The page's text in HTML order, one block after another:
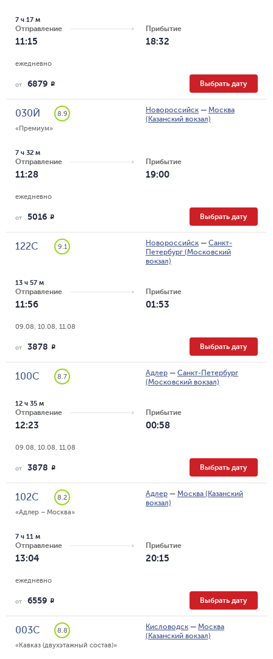
Отправление
11:15
7 ч 17 м
Прибытие
18:32
ежедневно
от 6879 R Выбрать дату
030Й
8.9
«Премиум»
Новороссийск — Москва
(Казанский вокзал)
Отправление
11:28
7 ч 32 м
Прибытие
19:00
ежедневно
от 5016 R Выбрать дату
122С 9.1 Новороссийск — Санкт-
Петербург (Московский
вокзал)
Отправление
11:56
13 ч 57 м
Прибытие
01:53
09.08, 10.08, 11.08
от 3878 R Выбрать дату
100С 8.7 Адлер — Санкт-Петербург
(Московский вокзал)
Отправление
12:23
12 ч 35 м
Прибытие
00:58
09.08, 10.08, 11.08
от 3878 R Выбрать дату
102С
8.2
«Адлер – Москва»
Адлер — Москва (Казанский
вокзал)
Отправление
13:04
7 ч 11 м
Прибытие
20:15
ежедневно
от 6559 R Выбрать дату
003С
8.8
«Кавказ (двухэтажный состав)»
Кисловодск — Москва
(Казанский вокзал)